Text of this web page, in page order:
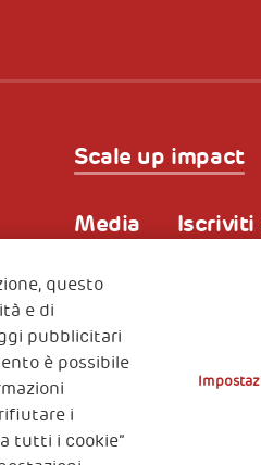
Scale up impact
Media Iscriviti
questo
e di
pubblicitari
è possibile
i
tutti i cookie”